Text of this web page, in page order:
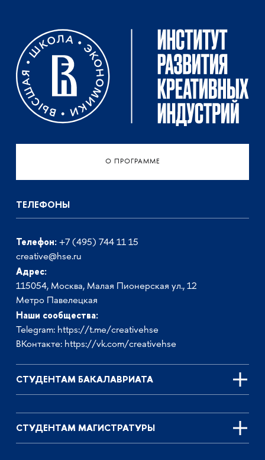
О ПРОГРАММЕ
ТЕЛЕФОНЫ
Телефон: +7 (495) 744 11 15
creative@hse.ru
Адрес:
115054, Москва, Малая Пионерская ул., 12
Метро Павелецкая
Наши сообщества:
Telegram: https://t.me/creativehse
ВКонтакте: https://vk.com/creativehse
СТУДЕНТАМ БАКАЛАВРИАТА
СТУДЕНТАМ МАГИСТРАТУРЫ